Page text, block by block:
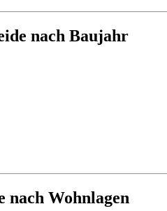
nach Baujahr
Wohnlagen